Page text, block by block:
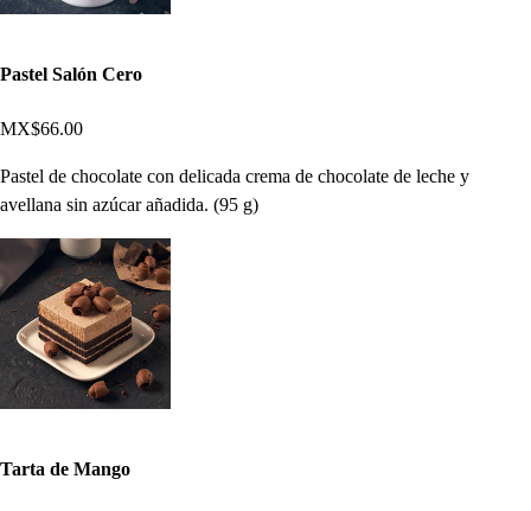
Pastel Salón Cero
MX$66.00
Pastel de chocolate con delicada crema de chocolate de leche y
avellana sin azúcar añadida. (95 g)
Tarta de Mango